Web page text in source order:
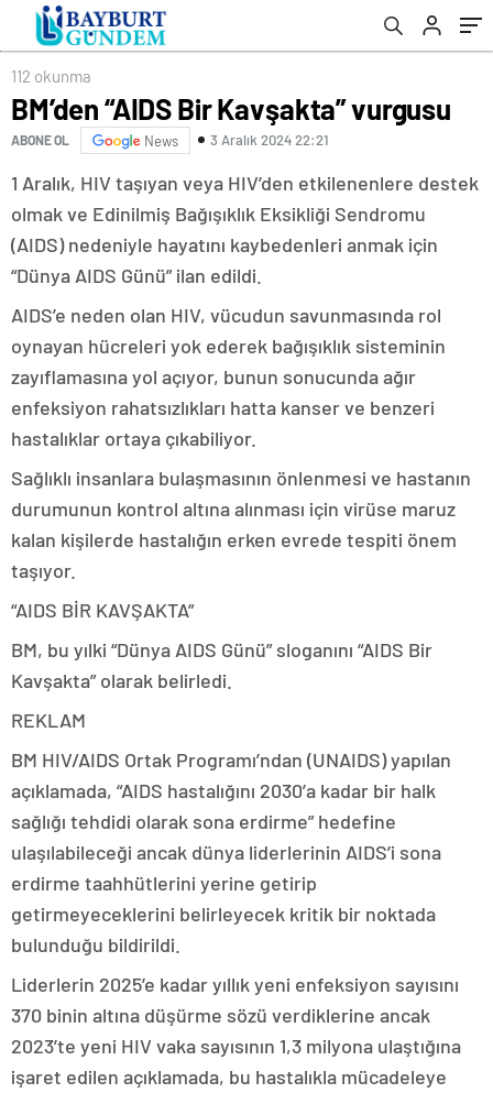
112 okunma
BM’den “AIDS Bir Kavşakta” vurgusu
ABONE OL News 3 Aralık 2024 22:21
1 Aralık, HIV taşıyan veya HIV’den etkilenenlere destek
olmak ve Edinilmiş Bağışıklık Eksikliği Sendromu
(AIDS) nedeniyle hayatını kaybedenleri anmak için
“Dünya AIDS Günü” ilan edildi.
AIDS’e neden olan HIV, vücudun savunmasında rol
oynayan hücreleri yok ederek bağışıklık sisteminin
zayıflamasına yol açıyor, bunun sonucunda ağır
enfeksiyon rahatsızlıkları hatta kanser ve benzeri
hastalıklar ortaya çıkabiliyor.
Sağlıklı insanlara bulaşmasının önlenmesi ve hastanın
durumunun kontrol altına alınması için virüse maruz
kalan kişilerde hastalığın erken evrede tespiti önem
taşıyor.
“AIDS BİR KAVŞAKTA”
BM, bu yılki “Dünya AIDS Günü” sloganını “AIDS Bir
Kavşakta” olarak belirledi.
REKLAM
BM HIV/AIDS Ortak Programı’ndan (UNAIDS) yapılan
açıklamada, “AIDS hastalığını 2030’a kadar bir halk
sağlığı tehdidi olarak sona erdirme” hedefine
ulaşılabileceği ancak dünya liderlerinin AIDS’i sona
erdirme taahhütlerini yerine getirip
getirmeyeceklerini belirleyecek kritik bir noktada
bulunduğu bildirildi.
Liderlerin 2025’e kadar yıllık yeni enfeksiyon sayısını
370 binin altına düşürme sözü verdiklerine ancak
2023’te yeni HIV vaka sayısının 1,3 milyona ulaştığına
işaret edilen açıklamada, bu hastalıkla mücadeleye